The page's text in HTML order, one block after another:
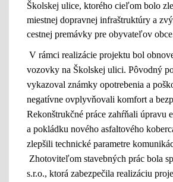
Školskej ulice, ktorého cieľom bolo
miestnej dopravnej infraštruktúry a
cestnej premávky pre obyvateľov
V rámci realizácie projektu bol
vozovky na Školskej ulici. Pôvodný
vykazoval známky opotrebenia a
negatívne ovplyvňovali komfort a
Rekonštrukčné práce zahŕňali úpravu
a pokládku nového asfaltového
zlepšili technické parametre
Zhotoviteľom stavebných prác bola
s.r.o., ktorá zabezpečila realizáciu